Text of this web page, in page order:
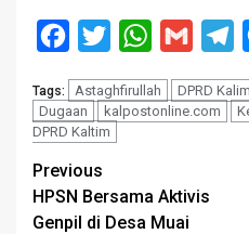
Facebook
Twitter WhatsApp
Gmail
Tags: Astaghfirullah DPRD
Dugaan
kalpostonline.com
DPRD Kaltim
Post
navigation
Previous
HPSN Bersama Aktivis
Genpil di Desa Muai